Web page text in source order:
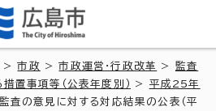
>市政 >市政運営・行政改革 > 監査
置事項等（公表年度別） > 平成25年
査の意見に対する対応結果の公表（平